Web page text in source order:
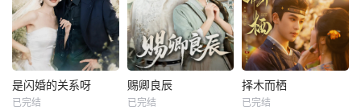
是闪婚的关系呀
已完结
赐卿良辰
已完结
择木而栖
已完结